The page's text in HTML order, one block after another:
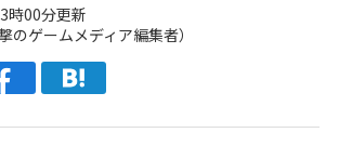
時00分更新
ゲームメディア編集者）